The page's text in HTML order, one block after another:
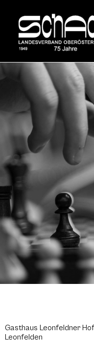
Gasthaus Leonfeldner
Leonfelden